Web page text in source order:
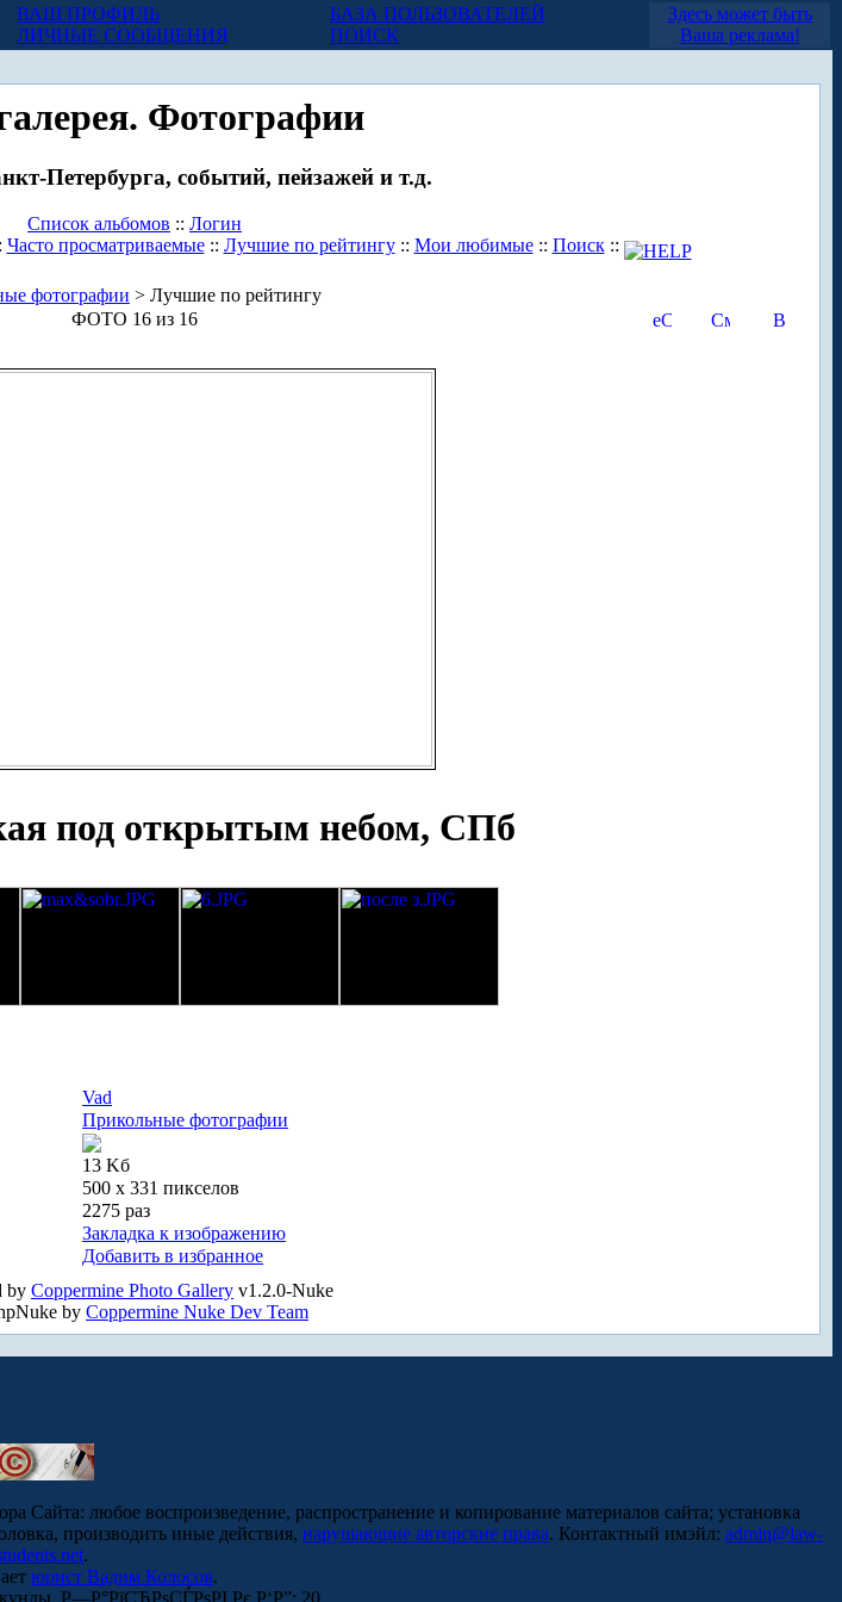
ВАШ ПРОФИЛЬ
ЛИЧНЫЕ СООБЩЕНИЯ
БАЗА ПОЛЬЗОВАТЕЛЕЙ
ПОИСК
Здесь может быть
Ваша реклама!
Фотографии
Петербурга, событий, пейзажей и т.д.
Список альбомов :: Логин
Часто просматриваемые:: Лучшие по рейтингу:: Мои любимые:: Поиск::
фотографии > Лучшие по рейтингу
ФОТО 16 из 16
под открытым небом, СПб
Vad
Прикольные фотографии
13 Kб
500 x 331 пикселов
2275 раз
Закладка к изображению
Добавить в избранное
by Coppermine Photo Gallery v1.2.0-Nuke
by Coppermine Nuke Dev Team
Сайта: любое воспроизведение, распространение и копирование материалов сайта; установка
производить иные действия, нарушающие авторские права. Контактный имэйл: admin@law-
.
юрист Вадим Колосов.
Р—Р°РїСЂРѕСЃРѕРІ Рє Р‘Р”: 20.